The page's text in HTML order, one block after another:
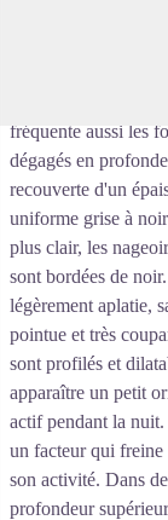
fréquente aussi les
dégagés en
recouverte d'un
uniforme grise à
plus clair, les
sont bordées de
légèrement aplatie,
pointue et très
sont profilés et
apparaître un petit
actif pendant la
un facteur qui freine
son activité. Dans
profondeur